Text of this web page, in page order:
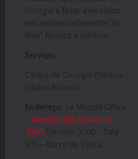
cirurgia e fazer exercícios
em aproximadamente 30
dias” finaliza a médica.
Serviço:
Clínica de Cirurgia Plástica
Juliana Rizzatti
Endereço: Le Monde Office
– Avenida das Américas,
3500 Toronto 3000 – Sala
505 – Barra da Tijuca